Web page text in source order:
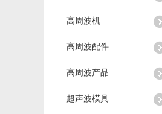
高周波机
高周波配件
高周波产品
超声波模具